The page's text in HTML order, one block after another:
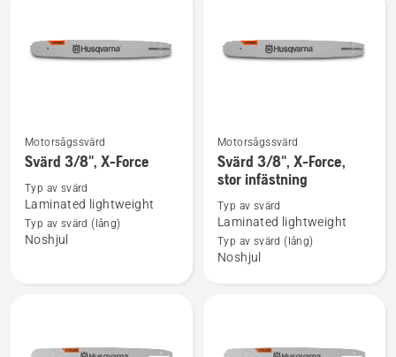
Se
mer
information
om
Svärd
Motorsågssvärd
Svärd 3/8", X-Force
Typ av svärd
Laminated lightweight
Typ av svärd (lång)
Noshjul
Se
mer
information
om
Svärd
3/8",
Motorsågssvärd
Svärd 3/8", X-Force,
stor infästning
Typ av svärd
Laminated lightweight
Typ av svärd (lång)
Noshjul